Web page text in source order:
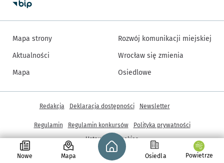
Nowe Mapa
Strona główna - wroclaw.pl
Osiedla Powietrze
Mapa strony
Aktualności
Mapa
Rozwój komunikacji miejskiej
Wrocław się zmienia
Osiedlowe
© Copyright 2005-2026, ARAW S.A., Gmina Wrocław
Inne informacje
Redakcja Deklaracja dostępności Newsletter
Regulamin Regulamin konkursów
Polityka prywatności
Ustawienia cookies